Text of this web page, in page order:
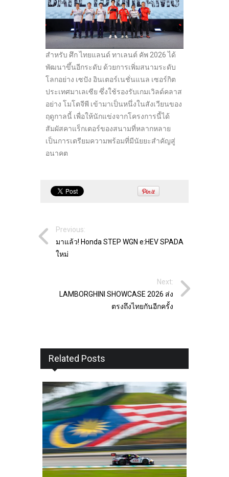
สำหรับ ศึก ไทยแลนด์ ทาเลนต์ คัพ 2026 ได้
พัฒนาขึ้นอีกระดับ ด้วยการเพิ่มสนามระดับ
โลกอย่าง เซปัง อินเตอร์เนชั่นแนล เซอร์กิต
ประเทศมาเลเซีย ซึ่งใช้รองรับเกมเวิลด์คลาส
อย่าง โมโตจีพี เข้ามาเป็นหนึ่งในสังเวียนของ
ฤดูกาลนี้ เพื่อให้นักแข่งจากโครงการนี้ได้
สัมผัสคาแร็กเตอร์ของสนามที่หลากหลาย
เป็นการเตรียมความพร้อมที่มีนัยยะสำคัญสู่
อนาคต
Previous:
มาแล้ว! Honda STEP WGN e:HEV SPADA
ใหม่
Next:
LAMBORGHINI SHOWCASE 2026 ส่ง
ตรงถึงไทยกันอีกครั้ง
Related Posts